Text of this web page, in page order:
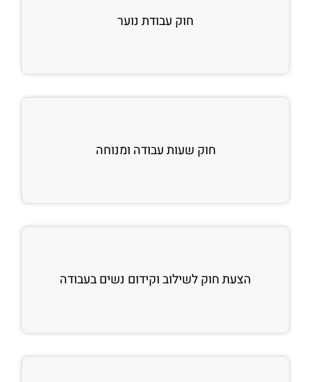
חוק עבודת נוער
חוק שעות עבודה ומנוחה
הצעת חוק לשילוב וקידום נשים בעבודה